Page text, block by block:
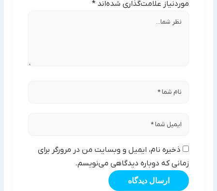
موردنیاز علامت‌گذاری شده‌اند *
ذخیره نام، ایمیل و وبسایت من در مرورگر برای
زمانی که دوباره دیدگاهی می‌نویسم.
ارسال دیدگاه